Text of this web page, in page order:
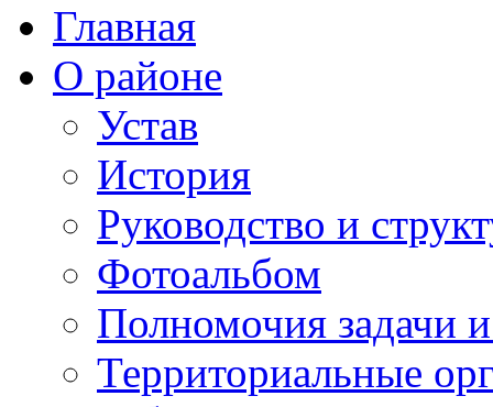
Главная
О районе
Устав
История
Руководство и
Фотоальбом
Полномочия задачи
Территориальные